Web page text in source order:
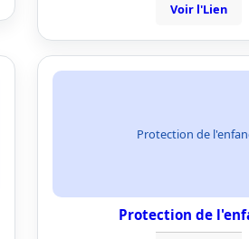
Voir l'Lien
Protection de
Protection de